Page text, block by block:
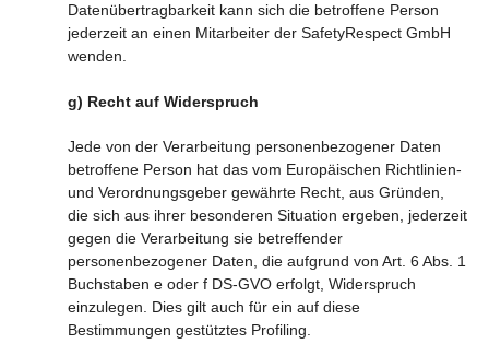
Datenübertragbarkeit kann sich die betroffene Person
jederzeit an einen Mitarbeiter der SafetyRespect GmbH
wenden.
g) Recht auf Widerspruch
Jede von der Verarbeitung personenbezogener Daten
betroffene Person hat das vom Europäischen Richtlinien-
und Verordnungsgeber gewährte Recht, aus Gründen,
die sich aus ihrer besonderen Situation ergeben, jederzeit
gegen die Verarbeitung sie betreffender
personenbezogener Daten, die aufgrund von Art. 6 Abs. 1
Buchstaben e oder f DS-GVO erfolgt, Widerspruch
einzulegen. Dies gilt auch für ein auf diese
Bestimmungen gestütztes Profiling.